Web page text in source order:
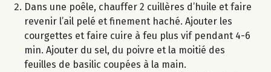
Dans une poêle, chauffer 2 cuillères d’huile et faire
revenir l’ail pelé et finement haché. Ajouter les
courgettes et faire cuire à feu plus vif pendant 4-6
min. Ajouter du sel, du poivre et la moitié des
feuilles de basilic coupées à la main.